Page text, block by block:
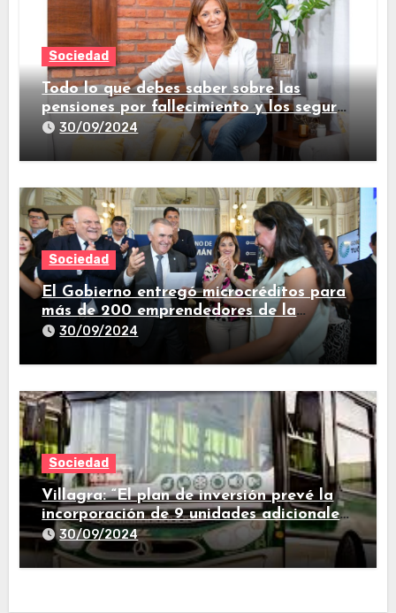
Sociedad
Todo lo que debes saber sobre las
pensiones por fallecimiento y los seguros
de vida
30/09/2024
Sociedad
El Gobierno entregó microcréditos para
más de 200 emprendedores de la
provincia
30/09/2024
Sociedad
Villagra: “El plan de inversión prevé la
incorporación de 9 unidades adicionales
para 2025″
30/09/2024